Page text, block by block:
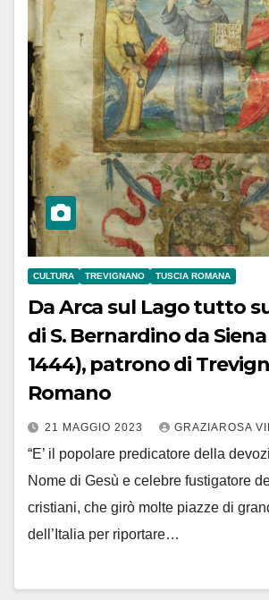
CULTURA TREVIGNANO TUSCIA ROMANA
Da Arca sul Lago tutto
di S. Bernardino da Siena
1444), patrono di
Romano
21 MAGGIO 2023 GRAZIAROSA
“E’ il popolare predicatore della
Nome di Gesù e celebre fustigatore
cristiani, che girò molte piazze di
dell’Italia per riportare…